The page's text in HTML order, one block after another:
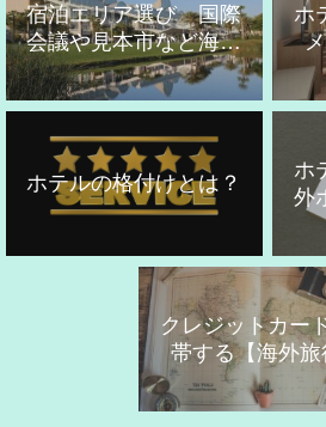
宿泊エリア選び 国際
会議や見本市など海外
出張用
ホ
ホテルの格付けとは？
ホ
外
クレジットカー
帯する【海外旅
険】の活用